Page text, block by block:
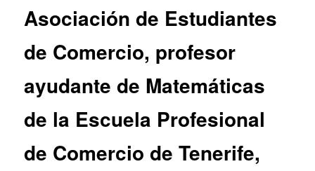
Asociación de Estudiantes
de Comercio, profesor
ayudante de Matemáticas
de la Escuela Profesional
de Comercio de Tenerife,